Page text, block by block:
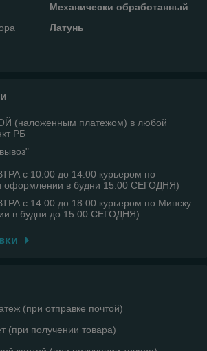
Механически обработанный
Латунь
(наложенным платежом) в любой
РБ
с 10:00 до 14:00 курьером по
в будни 15:00 СЕГОДНЯ)
с 14:00 до 18:00 курьером по Минску
в будни до 15:00 СЕГОДНЯ)
(при отправке почтой)
(при получении товара)